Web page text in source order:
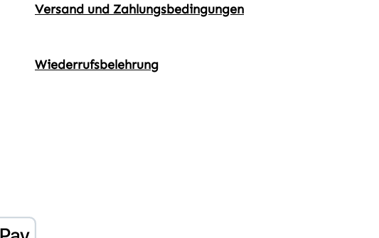
Versand und Zahlungsbedingungen
Wiederrufsbelehrung